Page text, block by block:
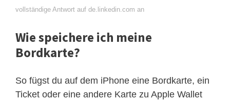
vollständige Antwort auf de.linkedin.com an
Wie speichere ich meine
Bordkarte?
So fügst du auf dem iPhone eine Bordkarte, ein
Ticket oder eine andere Karte zu Apple Wallet